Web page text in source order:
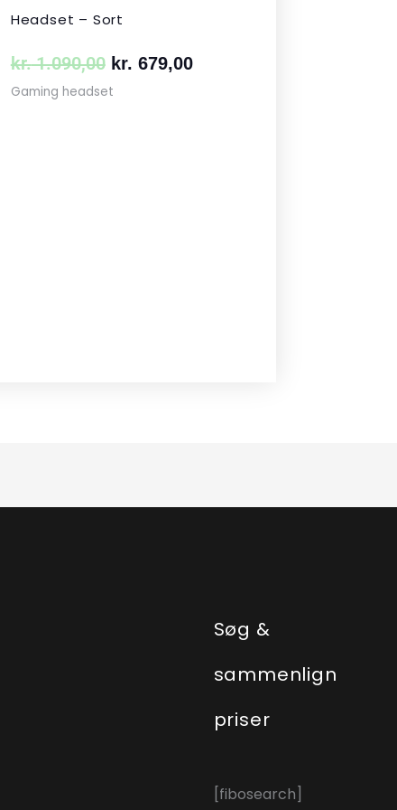
Headset – Sort
kr.1.090,00 kr. 679,00
Gaming headset
Søg &
sammenlign
priser
[fibosearch]